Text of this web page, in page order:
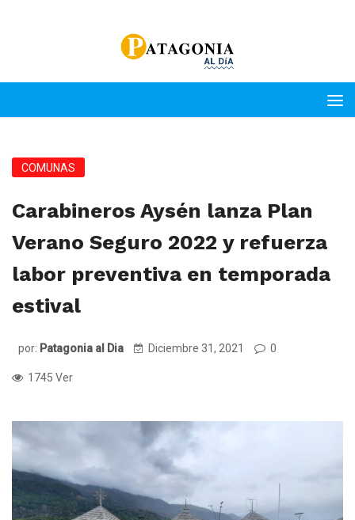
COMUNAS
Carabineros Aysén lanza Plan
Verano Seguro 2022 y refuerza
labor preventiva en temporada
estival
por: Patagonia al Dia Diciembre 31, 2021 0
1745 Ver